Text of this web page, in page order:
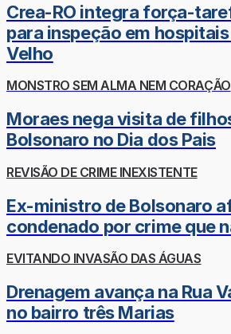
Crea-RO integra força-
para inspeção em
Velho
MONSTRO SEM ALMA NEM CORAÇÃO
Moraes nega visita de
Bolsonaro no Dia dos Pais
REVISÃO DE CRIME INEXISTENTE
Ex-ministro de Bolsonaro
condenado por crime que
EVITANDO INVASÃO DAS ÁGUAS
Drenagem avança na Rua
no bairro três Marias